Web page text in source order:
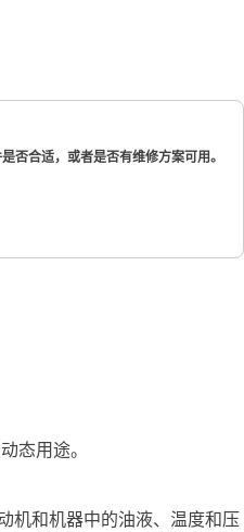
否合适，或者是否有维修方案可用。
态用途。
机和机器中的油液、温度和压